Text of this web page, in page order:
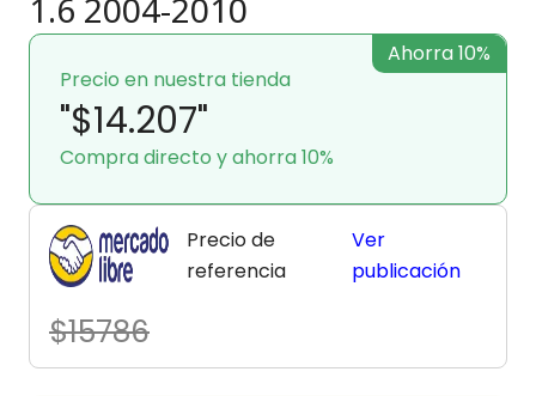
Precio en nuestra tienda
"$14.207"
Compra directo y ahorra 10%
Ahorra 10%
Precio de
referencia
$15786
Ver
publicación